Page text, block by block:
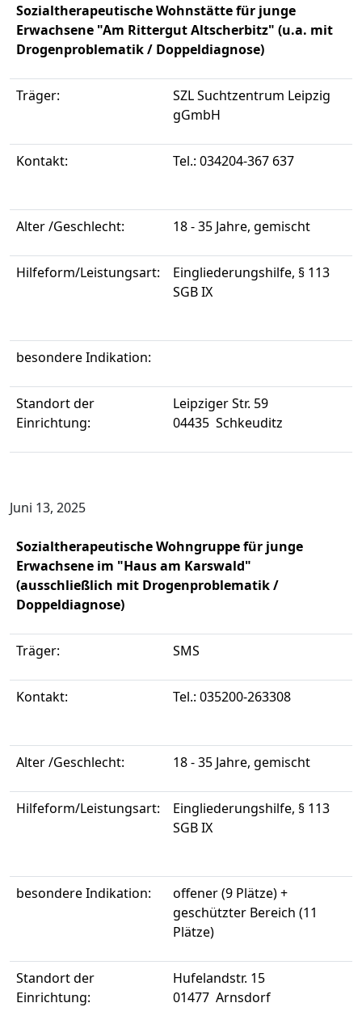
Sozialtherapeutische Wohnstätte für junge
Erwachsene "Am Rittergut Altscherbitz" (u.a. mit
Drogenproblematik / Doppeldiagnose)
Träger:
SZL Suchtzentrum Leipzig
gGmbH
Kontakt: Tel.: 034204-367 637
Alter /Geschlecht: 18 - 35 Jahre, gemischt
Hilfeform/Leistungsart:
Eingliederungshilfe, § 113
SGB IX
besondere Indikation:
Standort der
Einrichtung:
Leipziger Str. 59
04435 Schkeuditz
Juni 13, 2025
Sozialtherapeutische Wohngruppe für junge
Erwachsene im "Haus am Karswald"
(ausschließlich mit Drogenproblematik /
Doppeldiagnose)
Träger: SMS
Kontakt: Tel.: 035200-263308
Alter /Geschlecht: 18 - 35 Jahre, gemischt
Hilfeform/Leistungsart:
Eingliederungshilfe, § 113
SGB IX
besondere Indikation:
offener (9 Plätze) +
geschützter Bereich (11
Plätze)
Standort der
Einrichtung:
Hufelandstr. 15
01477 Arnsdorf